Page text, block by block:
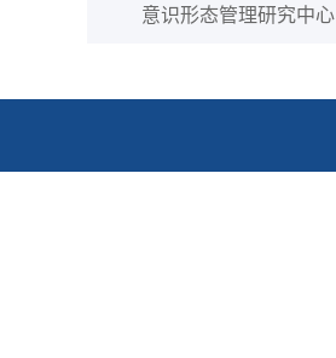
意识形态管理研究中心